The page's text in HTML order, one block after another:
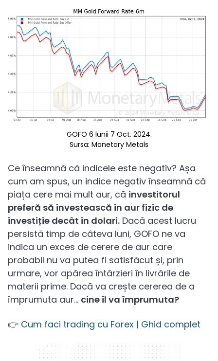
GOFO 6 lunii 7 Oct. 2024.
Sursa: Monetary Metals
Ce înseamnă că indicele este negativ? Așa
cum am spus, un indice negativ înseamnă că
piața cere mai mult aur, că investitorul
preferă să investească în aur fizic de
investiție decât în dolari. Dacă acest lucru
persistă timp de câteva luni, GOFO ne va
indica un exces de cerere de aur care
probabil nu va putea fi satisfăcut și, prin
urmare, vor apărea întârzieri în livrările de
materii prime. Dacă va crește cererea de a
împrumuta aur... cine îl va împrumuta?
👉 Cum faci trading cu Forex | Ghid complet
300 x 250